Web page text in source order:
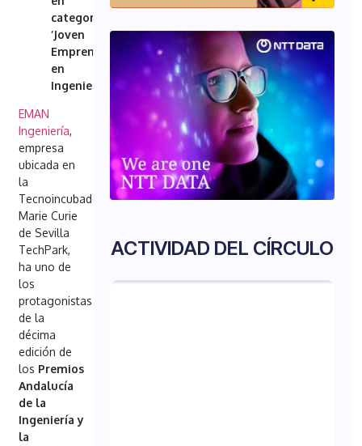
categoría
‘Joven
Emprendedor
en
Ingeniería’
EMAN
Ingeniería,
empresa
ubicada en
la
Tecnoincubadora
Marie Curie
de Sevilla
TechPark,
ha uno de
los
protagonistas
de la
décima
edición de
los Premios
Andalucía
de la
Ingeniería y
la
ACTIVIDAD DEL CÍRCULO